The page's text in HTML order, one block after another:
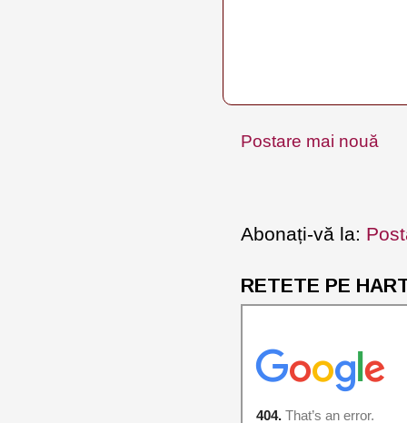
Postare mai nouă
Abonați-vă la:
RETETE PE